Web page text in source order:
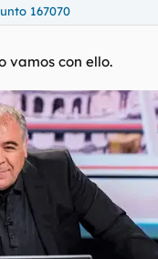
167070
vamos con ello.